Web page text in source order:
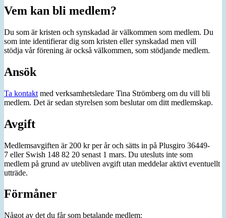
Vem kan bli medlem?
Du som är kristen och synskadad är välkommen som medlem. Du
som inte identifierar dig som kristen eller synskadad men vill
stödja vår förening är också välkommen, som stödjande medlem.
Ansök
Ta kontakt med verksamhetsledare Tina Strömberg om du vill bli
medlem. Det är sedan styrelsen som beslutar om ditt medlemskap.
Avgift
Medlemsavgiften är 200 kr per år och sätts in på Plusgiro 36449-
7 eller Swish 148 82 20 senast 1 mars. Du utesluts inte som
medlem på grund av utebliven avgift utan meddelar aktivt eventuellt
utträde.
Förmåner
Något av det du får som betalande medlem: